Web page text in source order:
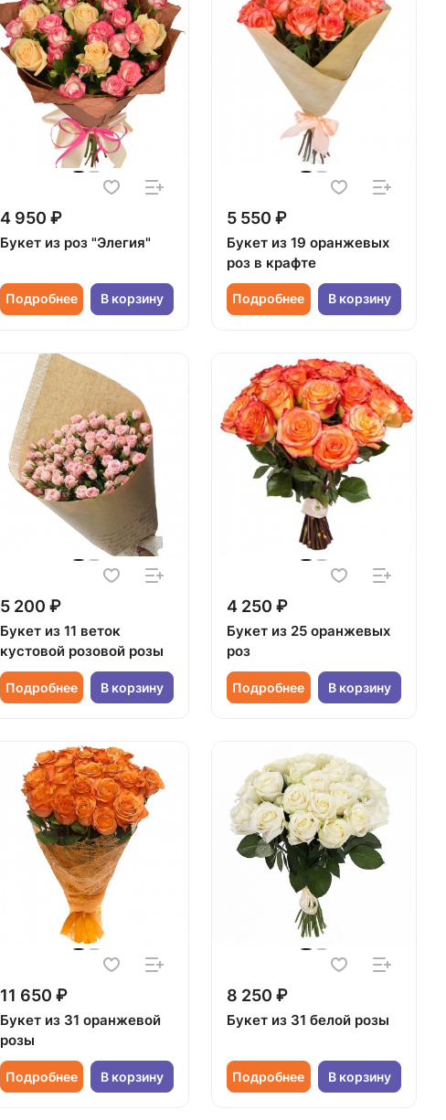
4 950 ₽
Букет из роз "Элегия"
Подробнее В корзину
5 550 ₽
Букет из 19 оранжевых
роз в крафте
Подробнее В корзину
5 200 ₽
Букет из 11 веток
кустовой розовой розы
Подробнее В корзину
4 250 ₽
Букет из 25 оранжевых
роз
Подробнее В корзину
11 650 ₽
Букет из 31 оранжевой
розы
Подробнее В корзину
8 250 ₽
Букет из 31 белой розы
Подробнее В корзину